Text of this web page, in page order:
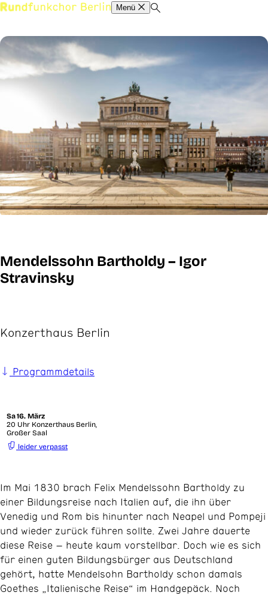
Menü
Mendelssohn Bartholdy – Igor
Stravinsky
Konzerthaus Berlin
Programmdetails
Sa16. März
20 Uhr Konzerthaus Berlin,
Großer Saal
leider verpasst
Im Mai 1830 brach Felix Mendelssohn Bartholdy zu
einer Bildungsreise nach Italien auf, die ihn über
Venedig und Rom bis hinunter nach Neapel und Pompeji
und wieder zurück führen sollte. Zwei Jahre dauerte
diese Reise – heute kaum vorstellbar. Doch wie es sich
für einen guten Bildungsbürger aus Deutschland
gehört, hatte Mendelsohn Bartholdy schon damals
Goethes „Italienische Reise“ im Handgepäck. Noch